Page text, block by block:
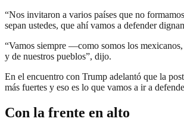
“Nos invitaron a varios países que no
sepan ustedes, que ahí vamos a defender
“Vamos siempre —como somos los
y de nuestros pueblos”, dijo.
En el encuentro con Trump adelantó que la
más fuertes y eso es lo que vamos a ir a
Con la frente en alto